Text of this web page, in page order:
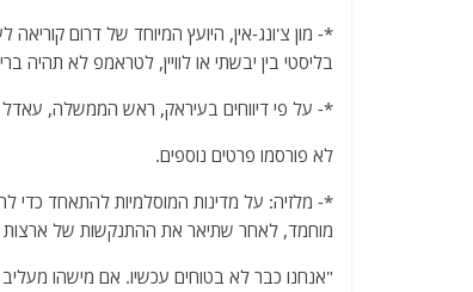
*- מון צ'ונג-אין, היועץ המיוחד של דרום קוריאה
בליסטי בין יבשתי או לוויין, לטראמפ לא
*- על פי דיווחים בעיראק, ראש הממשלה,
לא פורסמו פרטים נוספים.
*- מלזיה: על מדינות המוסלמיות להתאחד כדי
מוחמד, לאחר שתיאר את ההתנקשות של ארצות
"אנחנו כבר לא בטוחים עכשיו. אם מישהו